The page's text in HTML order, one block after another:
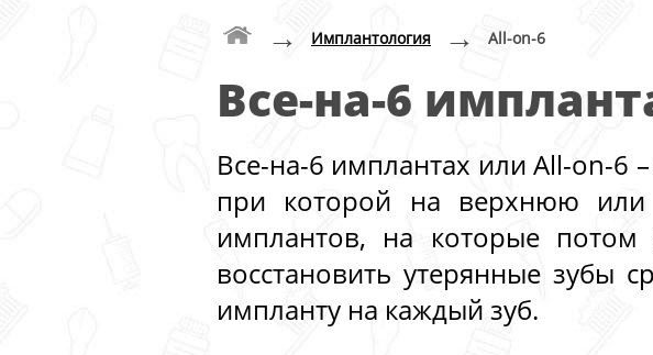
→ Имплантология → All-on-6
Все-на-6
Все-на-6 имплантах или All-on-6
при которой на верхнюю или
имплантов, на которые потом
восстановить утерянные зубы
импланту на каждый зуб.